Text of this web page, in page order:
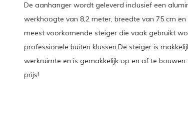
De aanhanger wordt geleverd inclusief een
werkhoogte van 8,2 meter, breedte van 75 cm
meest voorkomende steiger die vaak gebruikt
professionele buiten klussen.De steiger is
werkruimte en is gemakkelijk op en af te
prijs!